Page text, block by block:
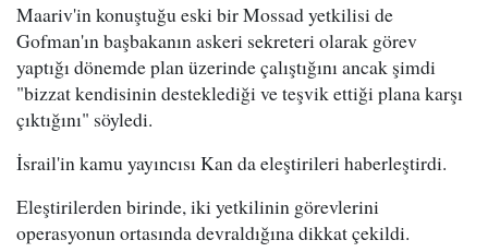
Maariv'in konuştuğu eski bir Mossad yetkilisi de
Gofman'ın başbakanın askeri sekreteri olarak görev
yaptığı dönemde plan üzerinde çalıştığını ancak şimdi
"bizzat kendisinin desteklediği ve teşvik ettiği plana karşı
çıktığını" söyledi.
İsrail'in kamu yayıncısı Kan da eleştirileri haberleştirdi.
Eleştirilerden birinde, iki yetkilinin görevlerini
operasyonun ortasında devraldığına dikkat çekildi.